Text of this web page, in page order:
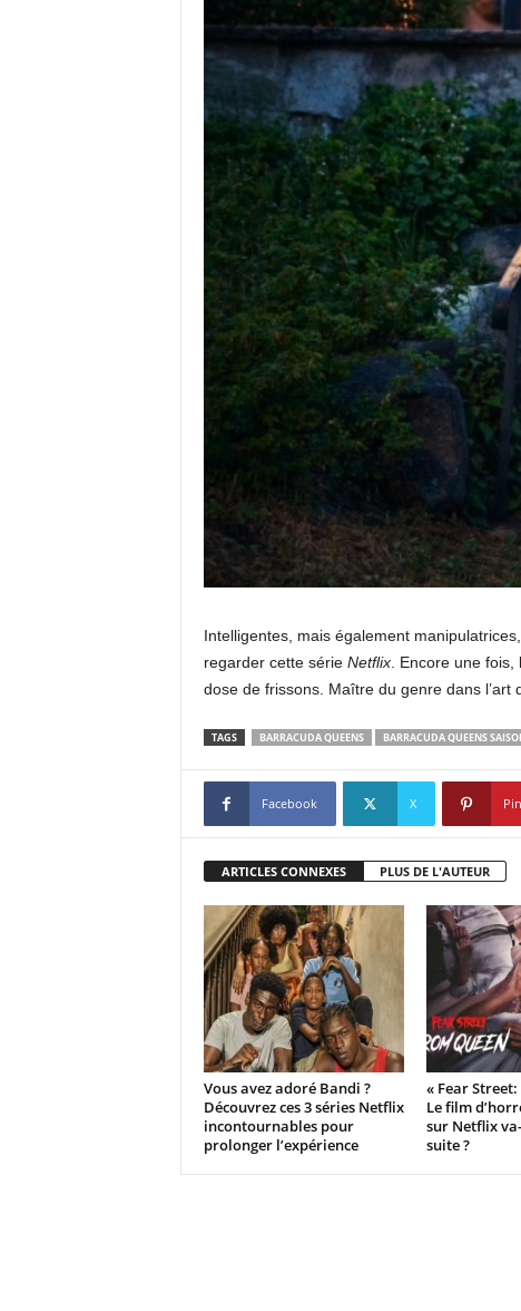
Intelligentes, mais également
regarder cette série Netflix. Encore une fois,
dose de frissons. Maître du genre dans
TAGS BARRACUDA QUEENS BARRACUDA QUEENS
Facebook X
ARTICLES CONNEXES PLUS DE L'AUTEUR
Vous avez adoré Bandi ?
Découvrez ces 3 séries Netflix
incontournables pour
prolonger l’expérience
« Fear
Le film
sur Netflix
suite ?